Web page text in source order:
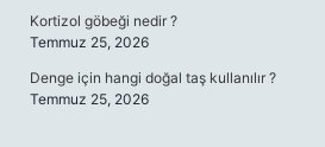
Kortizol göbeği nedir ?
Temmuz 25, 2026
Denge için hangi doğal taş kullanılır ?
Temmuz 25, 2026